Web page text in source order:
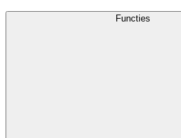
Functies